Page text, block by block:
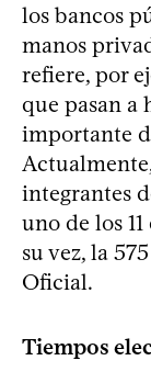
los bancos
manos
refiere, por
que pasan a
importante
integrantes
uno de los
su vez, la
Oficial.
Tiempos